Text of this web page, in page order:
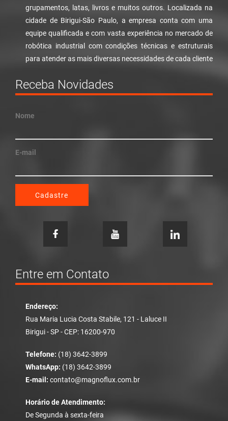
grupamentos, latas, livros e muitos outros. Localizada na
cidade de Birigui-São Paulo, a empresa conta com uma
equipe qualificada e com vasta experiência no mercado de
robótica industrial com condições técnicas e estruturais
para atender as mais diversas necessidades de cada cliente
Receba Novidades
Nome
E-mail
Cadastre
Entre em Contato
Endereço:
Rua Maria Lucia Costa Stabile, 121 - Laluce II
Birigui - SP - CEP: 16200-970
Telefone: (18) 3642-3899
WhatsApp: (18) 3642-3899
E-mail: contato@magnoflux.com.br
Horário de Atendimento:
De Segunda à sexta-feira